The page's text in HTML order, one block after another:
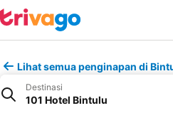
Lihat semua penginapan di
Destinasi
101 Hotel Bintulu